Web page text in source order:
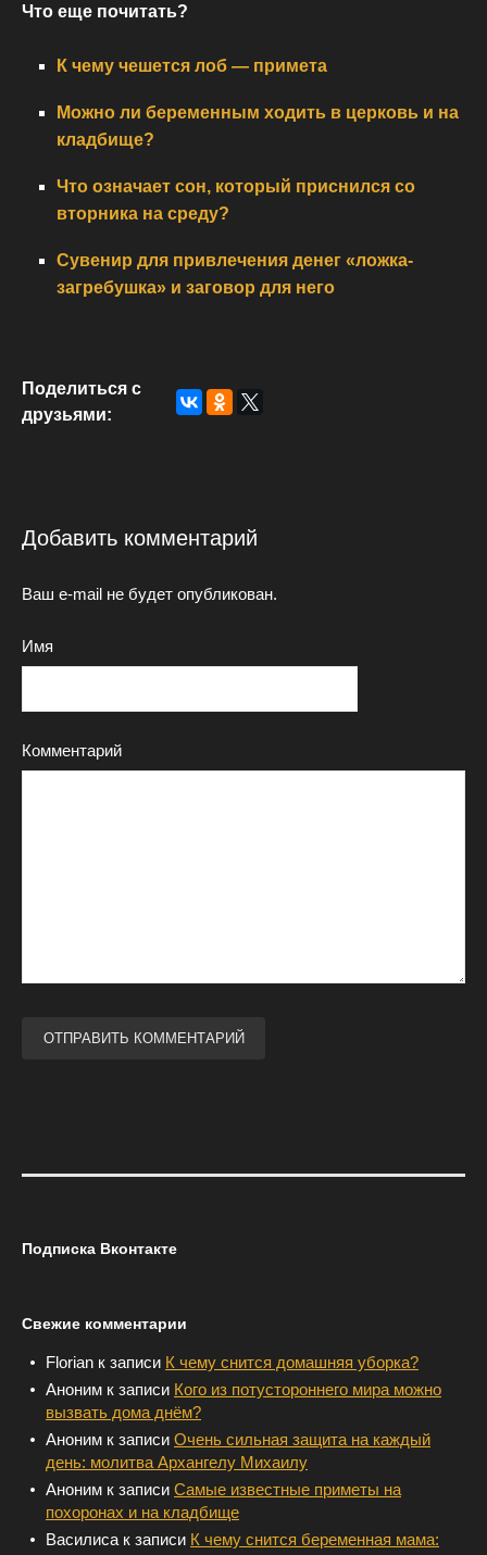
Что еще почитать?
К чему чешется лоб — примета
Можно ли беременным ходить в церковь и на
кладбище?
Что означает сон, который приснился со
вторника на среду?
Сувенир для привлечения денег «ложка-
загребушка» и заговор для него
Поделиться с
друзьями:
Добавить комментарий
Ваш e-mail не будет опубликован.
Имя
Комментарий
Подписка Вконтакте
Свежие комментарии
Florian к записи К чему снится домашняя уборка?
Аноним к записи Кого из потустороннего мира можно
вызвать дома днём?
Аноним к записи Очень сильная защита на каждый
день: молитва Архангелу Михаилу
Аноним к записи Самые известные приметы на
похоронах и на кладбище
Василиса к записи К чему снится беременная мама: